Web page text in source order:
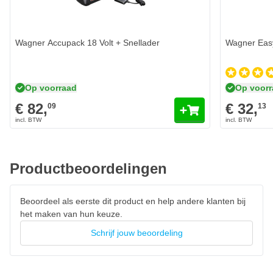
Click&Paint Systeem maakt het wisselen van opzetstukken
Verstelbare spuitstraal: horizontaal, verticaal en puntstraal
voor diverse toepassingen
Ideaal voor lakken en beitsen op water- en oplosmiddelbasis
Lichtgewicht en comfortabel in gebruik voor langere
maken
Wagner Accupack 18 Volt + Snellader
Op voorraad
€ 82,09
Wagner
Op
€ 32,13
Productbeoordelingen
Beoordeel als eerste dit product en help andere klanten bij
het maken van hun keuze.
Schrijf jouw beoordeling